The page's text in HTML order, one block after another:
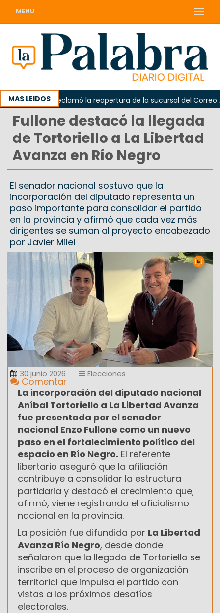
MENU
MAS LEIDOS
Odarda reclamó la reapertura de la sucursal del Correo
Fullone destacó la llegada
de Tortoriello a La Libertad
Avanza en Río Negro
El senador nacional sostuvo que la
incorporación del diputado representa un
paso importante para consolidar el partido
en la provincia y afirmó que cada vez más
dirigentes se suman al proyecto encabezado
por Javier Milei
30 junio 2026 Elecciones
Comentar
La incorporación del diputado nacional
Aníbal Tortoriello a La Libertad Avanza
fue presentada por el senador
nacional Enzo Fullone como un nuevo
paso en el fortalecimiento político del
espacio en Río Negro. El referente
libertario aseguró que la afiliación
contribuye a consolidar la estructura
partidaria y destacó el crecimiento que,
afirmó, viene registrando el oficialismo
nacional en la provincia.
La posición fue difundida por La Libertad
Avanza Río Negro, desde donde
señalaron que la llegada de Tortoriello se
inscribe en el proceso de organización
territorial que impulsa el partido con
vistas a los próximos desafíos
electorales.